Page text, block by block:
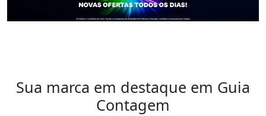
Sua marca em destaque em Guia
Contagem